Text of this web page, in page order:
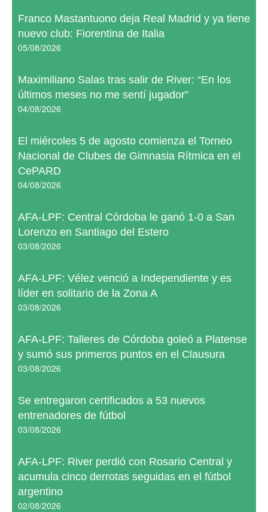
Franco Mastantuono deja Real Madrid y ya tiene
nuevo club: Fiorentina de Italia
05/08/2026
Maximiliano Salas tras salir de River: “En los
últimos meses no me sentí jugador”
04/08/2026
El miércoles 5 de agosto comienza el Torneo
Nacional de Clubes de Gimnasia Rítmica en el
CePARD
04/08/2026
AFA-LPF: Central Córdoba le ganó 1-0 a San
Lorenzo en Santiago del Estero
03/08/2026
AFA-LPF: Vélez venció a Independiente y es
líder en solitario de la Zona A
03/08/2026
AFA-LPF: Talleres de Córdoba goleó a Platense
y sumó sus primeros puntos en el Clausura
03/08/2026
Se entregaron certificados a 53 nuevos
entrenadores de fútbol
03/08/2026
AFA-LPF: River perdió con Rosario Central y
acumula cinco derrotas seguidas en el fútbol
argentino
02/08/2026